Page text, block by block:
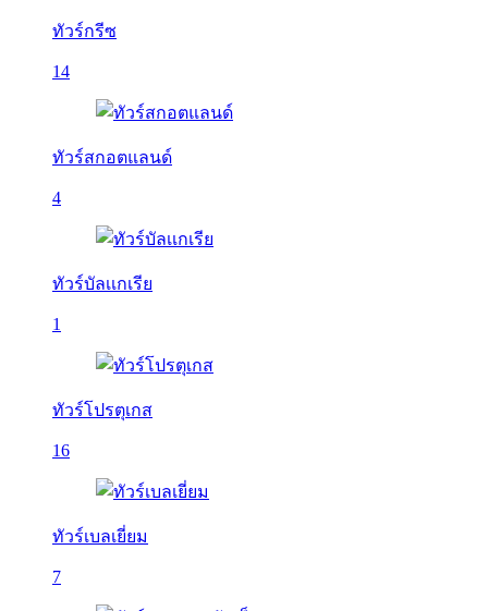
ทัวร์กรีซ
14
ทัวร์สกอตแลนด์
4
ทัวร์บัลเเกเรีย
1
ทัวร์โปรตุเกส
16
ทัวร์เบลเยี่ยม
7